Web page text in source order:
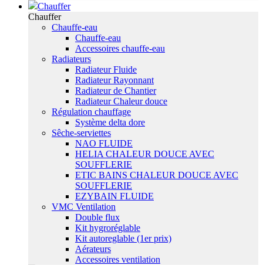
Chauffer
Chauffer
Chauffe-eau
Chauffe-eau
Accessoires chauffe-eau
Radiateurs
Radiateur Fluide
Radiateur Rayonnant
Radiateur de Chantier
Radiateur Chaleur douce
Régulation chauffage
Système delta dore
Sêche-serviettes
NAO FLUIDE
HELIA CHALEUR DOUCE AVEC
SOUFFLERIE
ETIC BAINS CHALEUR DOUCE AVEC
SOUFFLERIE
EZYBAIN FLUIDE
VMC Ventilation
Double flux
Kit hygroréglable
Kit autoreglable (1er prix)
Aérateurs
Accessoires ventilation